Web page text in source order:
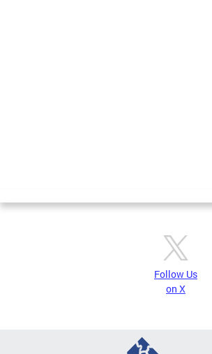
Follow Us
on X